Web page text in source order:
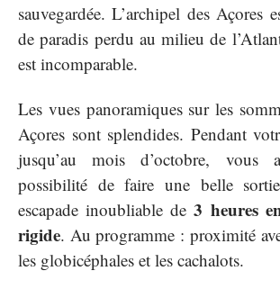
sauvegardée. L’archipel des Açores
de paradis perdu au milieu de
est incomparable.
Les vues panoramiques sur les
Açores sont splendides. Pendant
jusqu’au mois d’octobre, vous
possibilité de faire une belle
escapade inoubliable de3 heures
rigide. Au programme : proximité
les globicéphales et les cachalots.